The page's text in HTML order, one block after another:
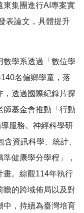
東集團進行AI專案實
表論文，具體提升
數學系透過「數位學
名偏鄉學童，落
，透過國際紀錄片探
師基金會推動「行動
服務。神經科學研
資訊科學、統計、
健康學分學程」，
畫。綜觀114年執行
瞻的跨域佈局以及對
中，持續為臺灣培育